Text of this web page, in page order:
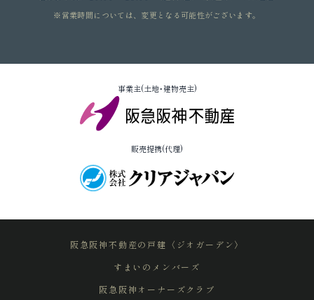
※営業時間については、変更となる可能性がございます。
事業主(土地･建物売主)
販売提携(代理)
阪急阪神不動産の戸建〈ジオガーデン〉
すまいのメンバーズ
阪急阪神オーナーズクラブ